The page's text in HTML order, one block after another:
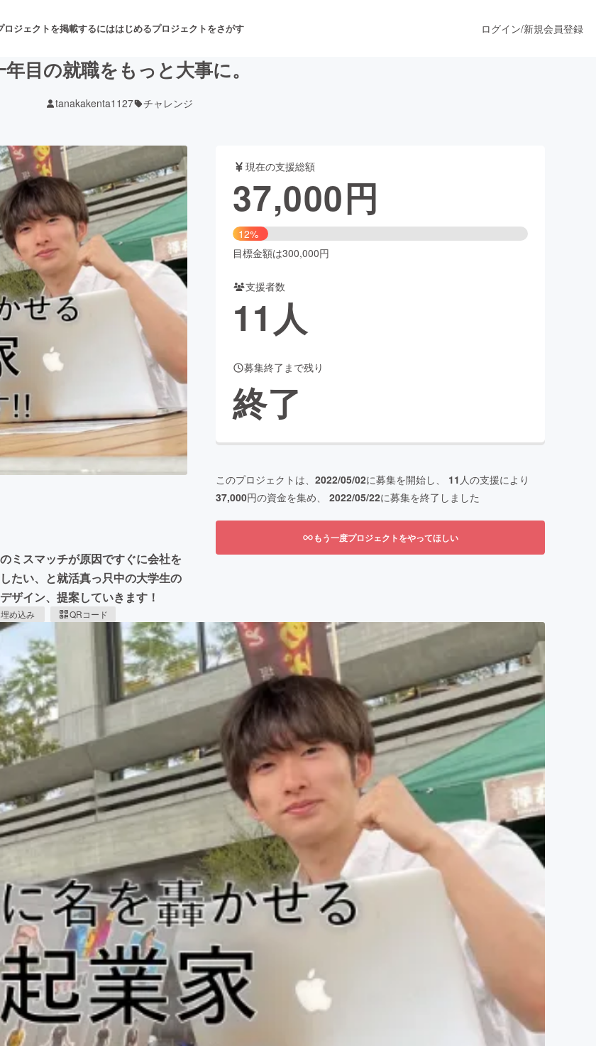
ロジェクトを掲載するにははじめるプロジェクトをさがす
舞台・パフォーマンス
・サービス開発 ファッション
雑誌出版 アニメ・漫画
ンジ ビューティー・ヘルスケア
CAMPFIRE for Social Good
CAMPFIRE Creation
CAMPFIREふるさと納税
machi-yaコミュニティ
ログイン/新規会員登録
年目の就職をもっと大事に。
tanakakenta1127 チャレンジ
ミスマッチが原因ですぐに会社を
たい、と就活真っ只中の大学生の
ザイン、提案していきます！
埋め込み QRコード
現在の支援総額
37,000円
12%
目標金額は300,000円
支援者数
11 人
募集終了まで残り
終了
このプロジェクトは、 2022/05/02に募集を開始し、 11 人の支援により
37,000円の資金を集め、 2022/05/22に募集を終了しました
もう一度プロジェクトをやってほしい